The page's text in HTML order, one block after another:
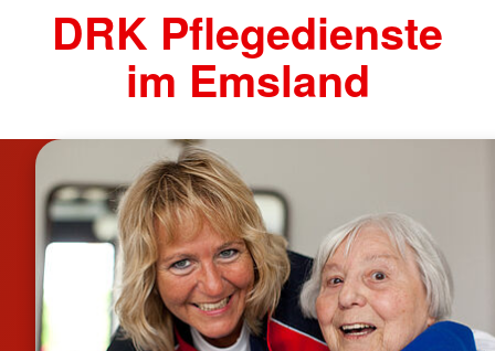
DRK Pflegedienste
im Emsland